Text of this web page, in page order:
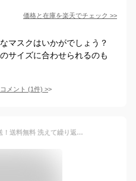
価格と在庫を楽天でチェック >>
マスクはいかがでしょう？
サイズに合わせられるのも
メント (1件) >
日本正規品 ゆうパケット発送！送料無料 洗えて繰り返し使える 3枚組 マスク アディダス adidas メンズ レディース 男女兼用 FACE COVER BOS 3枚入り 大人用